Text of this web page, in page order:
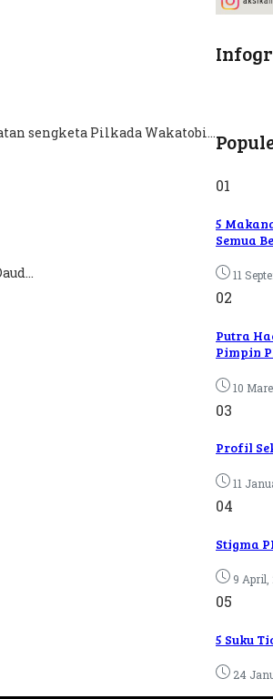
sengketa Pilkada Wakatobi...
01
5
Semua
11
02
Putra
Pimpin
10
03
Profil
11
04
Stigma
9 April,
05
5 Suku
24